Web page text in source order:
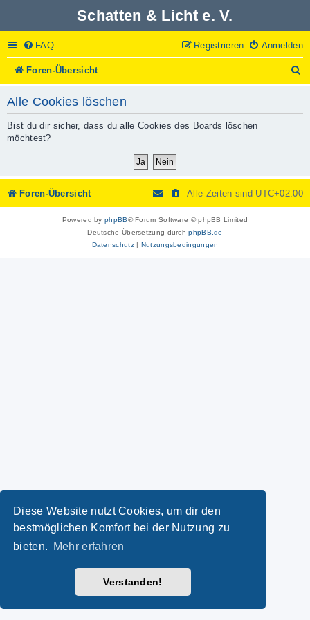
Diese Website nutzt Cookies, um dir den
bestmöglichen Komfort bei der Nutzung zu
bieten.
Mehr erfahren
Verstanden!
Schatten & Licht e. V.
FAQ Anmelden
Registrieren
Foren-Übersicht
u
Alle Cookies löschen
Bist du dir sicher, dass du alle Cookies des Boards löschen
möchtest?
Foren-Übersicht Alle Zeiten sind UTC+02:00
Powered byphpBB® Forum Software © phpBB Limited
Deutsche Übersetzung durchphpBB.de
Datenschutz| Nutzungsbedingungen